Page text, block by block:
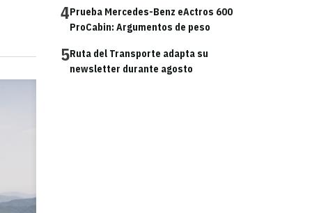
4Prueba Mercedes-Benz eActros 600
ProCabin: Argumentos de peso
5Ruta del Transporte adapta su
newsletter durante agosto